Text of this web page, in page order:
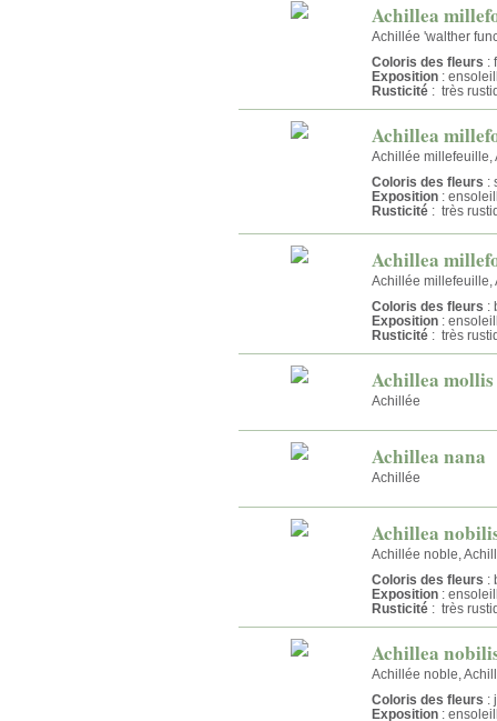
Achillea
Achillée 'walther
Coloris des fleurs :
Exposition :
Rusticité : très
Achillea
Achillée millefeuille,
Coloris des fleurs :
Exposition :
Rusticité : très
Achillea
Achillée millefeuille,
Coloris des fleurs :
Exposition :
Rusticité : très
Achillea mollis
Achillée
Achillea nana
Achillée
Achillea
Achillée noble,
Coloris des fleurs :
Exposition :
Rusticité : très
Achillea
Achillée noble,
Coloris des fleurs :
Exposition :